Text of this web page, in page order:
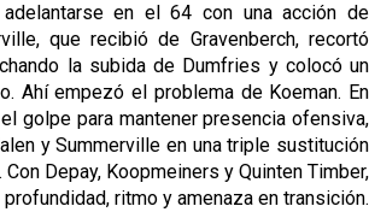
en el 64 con una acción de
que recibió de Gravenberch, recortó
la subida de Dumfries y colocó un
Ahí empezó el problema de Koeman. En
golpe para mantener presencia ofensiva,
y Summerville en una triple sustitución
Depay, Koopmeiners y Quinten Timber,
ritmo y amenaza en transición.